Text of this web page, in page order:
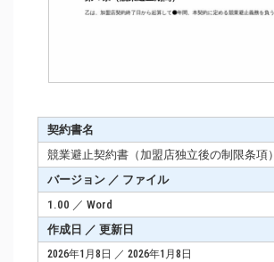
契約書名
競業避止契約書（加盟店独立後の制限条項）
バージョン ／ ファイル
1.00 ／ Word
作成日 ／ 更新日
2026年1月8日 ／ 2026年1月8日